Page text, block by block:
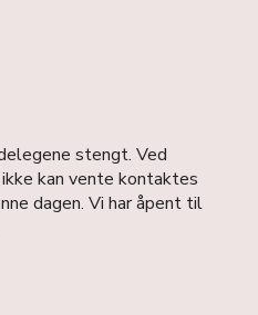
stengt. Ved
kan vente kontaktes
dagen. Vi har åpent til